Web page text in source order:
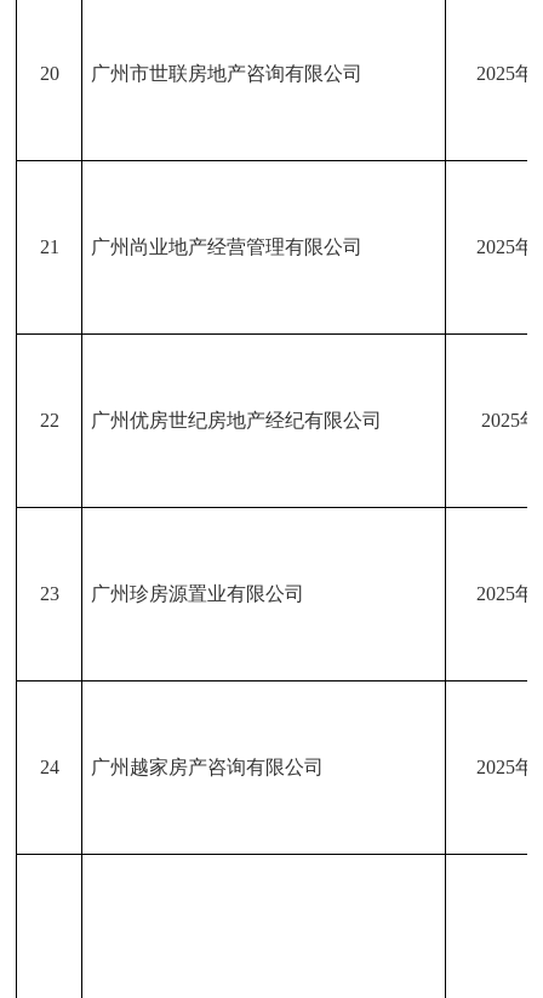
20 广州市世联房地产咨询有限公司 2025年
21 广州尚业地产经营管理有限公司 2025年
22 广州优房世纪房地产经纪有限公司 2025
23 广州珍房源置业有限公司 2025年
24 广州越家房产咨询有限公司 2025年